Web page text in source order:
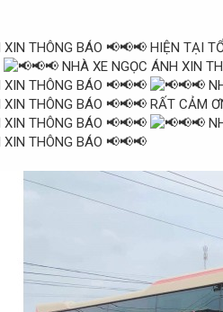
HIỆN TẠI
RẤT CẢM